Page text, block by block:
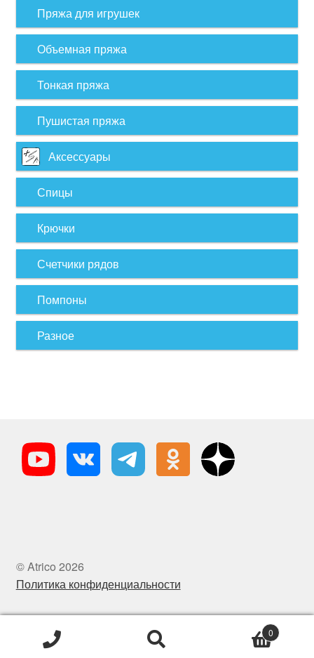
Пряжа для игрушек
Объемная пряжа
Тонкая пряжа
Пушистая пряжа
Аксессуары
Спицы
Крючки
Счетчики рядов
Помпоны
Разное
© Atrico 2026
Политика конфиденциальности
0